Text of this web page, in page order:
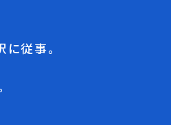
従事。